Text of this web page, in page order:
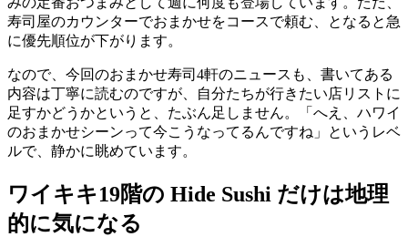
寿司屋のカウンターでおまかせをコースで頼む、となると急
に優先順位が下がります。
なので、今回のおまかせ寿司4軒のニュースも、書いてある
内容は丁寧に読むのですが、自分たちが行きたい店リストに
足すかどうかというと、たぶん足しません。「へえ、ハワイ
のおまかせシーンって今こうなってるんですね」というレベ
ルで、静かに眺めています。
ワイキキ19階の Hide Sushi だけは地理
的に気になる